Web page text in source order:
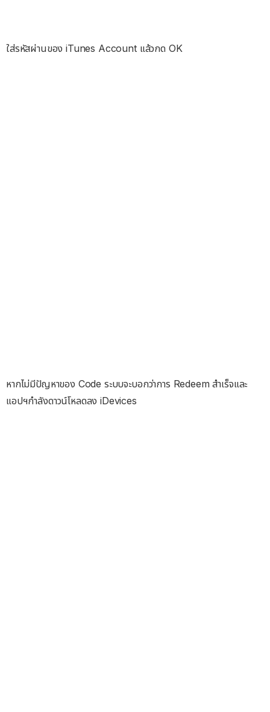
ใส่รหัสผ่านของ iTunes Account แล้วกด OK
หากไม่มีปัญหาของ Code ระบบจะบอกว่าการ Redeem สำเร็จและ
แอปฯกำลังดาวน์โหลดลง iDevices